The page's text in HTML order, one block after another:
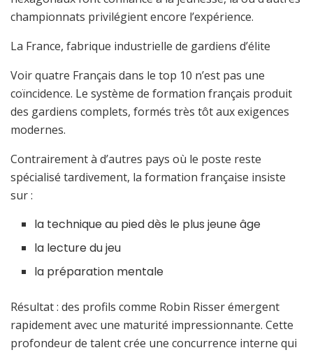
championnats privilégient encore l’expérience.
La France, fabrique industrielle de gardiens d’élite
Voir quatre Français dans le top 10 n’est pas une
coïncidence. Le système de formation français produit
des gardiens complets, formés très tôt aux exigences
modernes.
Contrairement à d’autres pays où le poste reste
spécialisé tardivement, la formation française insiste
sur :
la technique au pied dès le plus jeune âge
la lecture du jeu
la préparation mentale
Résultat : des profils comme Robin Risser émergent
rapidement avec une maturité impressionnante. Cette
profondeur de talent crée une concurrence interne qui